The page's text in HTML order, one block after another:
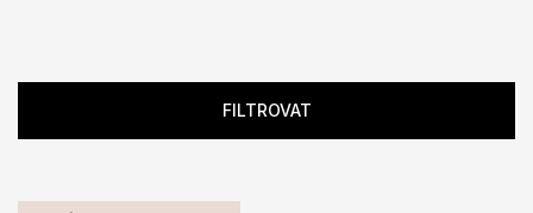
FILTROVAT